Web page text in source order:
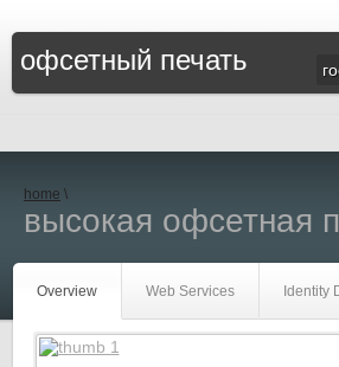
офсетный печать
home \
высокая офсетная
Overview Web Services Identity